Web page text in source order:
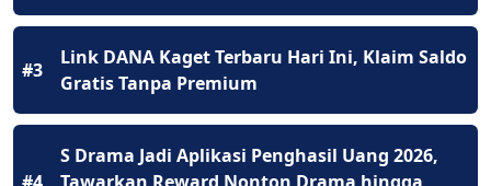
#3
Link DANA Kaget Terbaru Hari Ini, Klaim Saldo
Gratis Tanpa Premium
S Drama Jadi Aplikasi Penghasil Uang 2026,